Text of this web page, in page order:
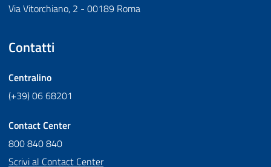
Via Vitorchiano, 2 - 00189 Roma
Contatti
Centralino
(+39) 06 68201
Contact Center
800 840 840
Scrivi al Contact Center